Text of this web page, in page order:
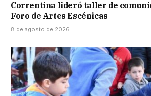
Correntina lideró taller de
Foro de Artes Escénicas
8 de agosto de 2026